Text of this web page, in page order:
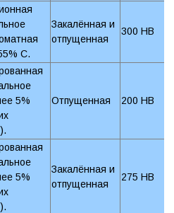
C.
Закалённая и
отпущенная
300 HB
5%
Отпущенная 200 HB
5%
Закалённая и
отпущенная
275 HB